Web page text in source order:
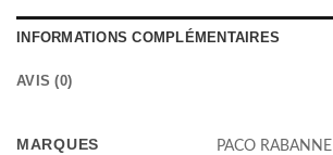
INFORMATIONS COMPLÉMENTAIRES
AVIS (0)
MARQUES PACO RABANNE